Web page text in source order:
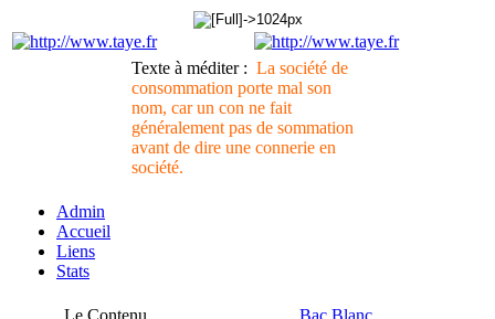
Texte à méditer : La société de
consommation porte mal son
nom, car un con ne fait
généralement pas de sommation
avant de dire une connerie en
société.
Admin
Accueil
Liens
Stats
Le Contenu
Bac Blanc